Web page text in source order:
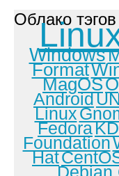
Облако тэгов
Windows
Format
MagOS
Android
Linux
Fedora
Foundation
Hat
Debian